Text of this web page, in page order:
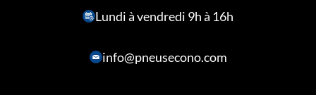
Lundi à vendredi 9h à 16h
info@pneusecono.com